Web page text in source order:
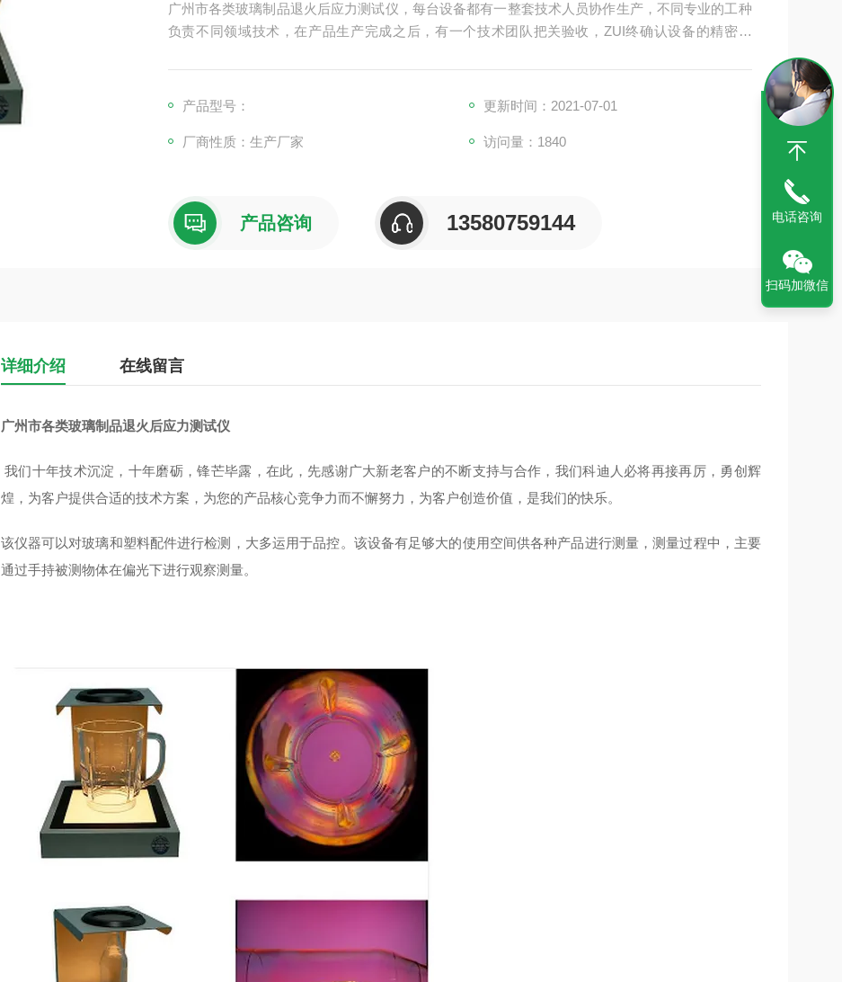
广州市各类玻璃制品退火后应力测试仪，每台设备都有一整套技术人员协作生产，不同专业的工种
负责不同领域技术，在产品生产完成之后，有一个技术团队把关验收，ZUI终确认设备的精密可
产品型号： 更新时间：2021-07-01
厂商性质：生产厂家 访问量：1840
产品咨询 13580759144
详细介绍 在线留言
广州市各类玻璃制品退火后应力测试仪
我们十年技术沉淀，十年磨砺，锋芒毕露，在此，先感谢广大新老客户的不断支持与合作，我们科迪人必将再接再厉，勇创辉
煌，为客户提供合适的技术方案，为您的产品核心竞争力而不懈努力，为客户创造价值，是我们的快乐。
该仪器可以对玻璃和塑料配件进行检测，大多运用于品控。该设备有足够大的使用空间供各种产品进行测量，测量过程中，主要
通过手持被测物体在偏光下进行观察测量。
电话咨询
扫码加微信